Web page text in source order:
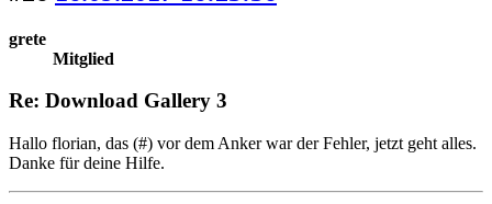
grete
Mitglied
Re: Download Gallery 3
Hallo florian, das (#) vor dem Anker war der Fehler, jetzt geht alles.
Danke für deine Hilfe.